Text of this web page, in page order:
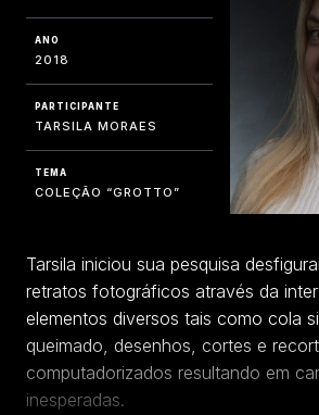
ANO
2018
PARTICIPANTE
TARSILA MORAES
TEMA
COLEÇÃO “GROTTO”
Tarsila iniciou sua pesquisa
retratos fotográficos através da
elementos diversos tais como cola
queimado, desenhos, cortes e
computadorizados resultando em
inesperadas.